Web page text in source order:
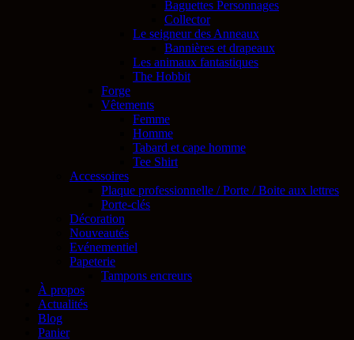
Baguettes Personnages
Collector
Le seigneur des Anneaux
Bannières et drapeaux
Les animaux fantastiques
The Hobbit
Forge
Vêtements
Femme
Homme
Tabard et cape homme
Tee Shirt
Accessoires
Plaque professionnelle / Porte / Boite aux lettres
Porte-clés
Décoration
Nouveautés
Evénementiel
Papeterie
Tampons encreurs
À propos
Actualités
Blog
Panier